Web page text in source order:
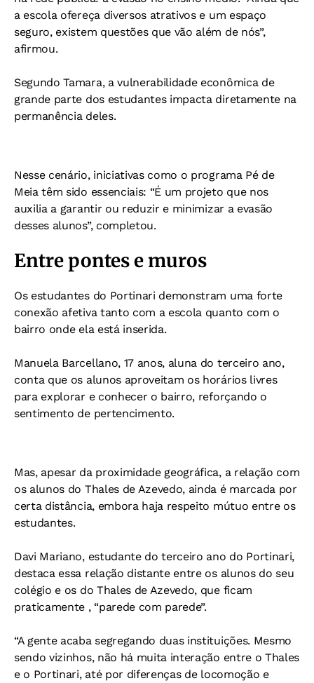
a escola ofereça diversos atrativos e um espaço
seguro, existem questões que vão além de nós”,
afirmou.
Segundo Tamara, a vulnerabilidade econômica de
grande parte dos estudantes impacta diretamente na
permanência deles.
Nesse cenário, iniciativas como o programa Pé de
Meia têm sido essenciais: “É um projeto que nos
auxilia a garantir ou reduzir e minimizar a evasão
desses alunos”, completou.
Entre pontes e muros
Os estudantes do Portinari demonstram uma forte
conexão afetiva tanto com a escola quanto com o
bairro onde ela está inserida.
Manuela Barcellano, 17 anos, aluna do terceiro ano,
conta que os alunos aproveitam os horários livres
para explorar e conhecer o bairro, reforçando o
sentimento de pertencimento.
Mas, apesar da proximidade geográfica, a relação com
os alunos do Thales de Azevedo, ainda é marcada por
certa distância, embora haja respeito mútuo entre os
estudantes.
Davi Mariano, estudante do terceiro ano do Portinari,
destaca essa relação distante entre os alunos do seu
colégio e os do Thales de Azevedo, que ficam
praticamente , “parede com parede”.
“A gente acaba segregando duas instituições. Mesmo
sendo vizinhos, não há muita interação entre o Thales
e o Portinari, até por diferenças de locomoção e